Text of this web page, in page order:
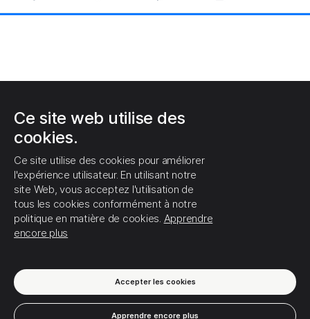
Ce site web utilise des
cookies.
Ce site utilise des cookies pour améliorer
l'expérience utilisateur. En utilisant notre
site Web, vous acceptez l'utilisation de
tous les cookies conformément à notre
politique en matière de cookies. Apprendre
encore plus
Accepter les cookies
Apprendre encore plus